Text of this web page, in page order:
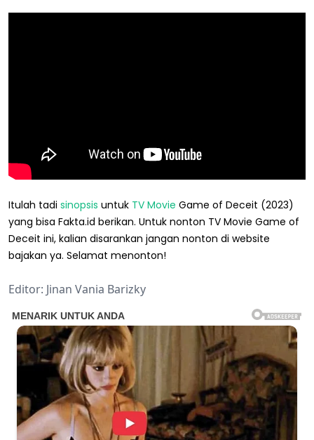
Itulah tadi sinopsis untuk TV Movie Game of Deceit (2023)
yang bisa Fakta.id berikan. Untuk nonton TV Movie Game of
Deceit ini, kalian disarankan jangan nonton di website
bajakan ya. Selamat menonton!
Editor: Jinan Vania Barizky